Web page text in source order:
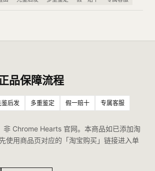
品保障流程
鉴后发 多重鉴定 假一赔十 专属客服
非 Chrome Hearts 官网。本商品如已添加淘
使用商品页对应的「淘宝购买」链接进入单